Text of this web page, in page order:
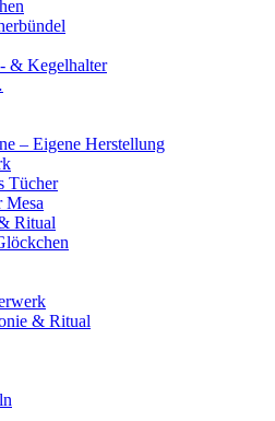
& Kegelhalter
– Eigene Herstellung
Tücher
Mesa
Ritual
& Ritual